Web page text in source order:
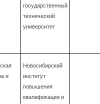
государственный
технический
университет
и
Новосибирский
институт
повышения
квалификации и